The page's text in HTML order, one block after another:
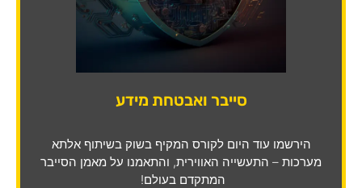
סייבר ואבטחת מידע
הירשמו עוד היום לקורס המקיף בשוק בשיתוף אלתא
מערכות – התעשייה האווירית, והתאמנו על מאמן הסייבר
המתקדם בעולם!